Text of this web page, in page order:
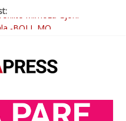
-BOLL MO
me mirenjohje nga
Fushë Kosovë
Mimoza Gjoni